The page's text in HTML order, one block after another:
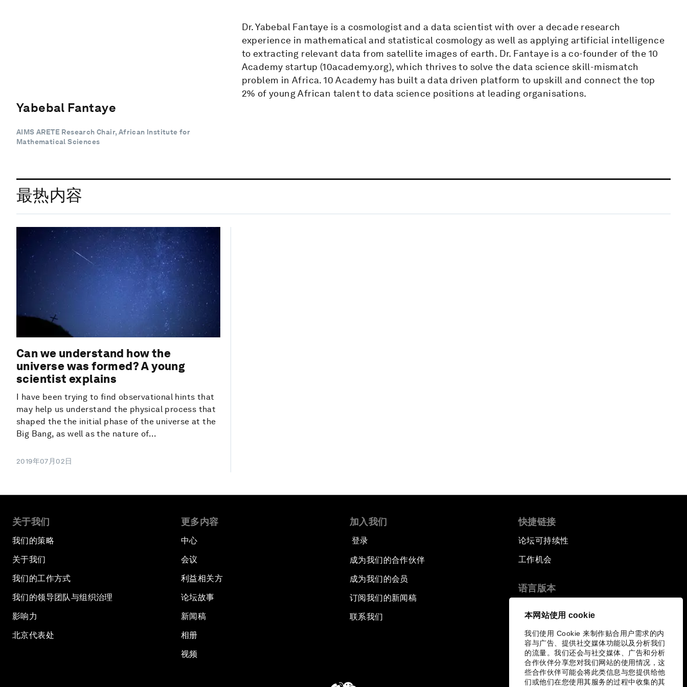
本网站使用 cookie
我们使用 Cookie 来制作贴合用户需求的内
容与广告、提供社交媒体功能以及分析我们
的流量。我们还会与社交媒体、广告和分析
合作伙伴分享您对我们网站的使用情况，这
些合作伙伴可能会将此类信息与您提供给他
们或他们在您使用其服务的过程中收集的其
Yabebal Fantaye
AIMS ARETE Research Chair, African Institute for
Mathematical Sciences
Dr. Yabebal Fantaye is a cosmologist and a data scientist with over a decade research
experience in mathematical and statistical cosmology as well as applying artificial intelligence
to extracting relevant data from satellite images of earth. Dr. Fantaye is a co-founder of the 10
Academy startup (10academy.org), which thrives to solve the data science skill-mismatch
problem in Africa. 10 Academy has built a data driven platform to upskill and connect the top
2% of young African talent to data science positions at leading organisations.
最热内容
Can we understand how the
universe was formed? A young
scientist explains
I have been trying to find observational hints that
may help us understand the physical process that
shaped the the initial phase of the universe at the
Big Bang, as well as the nature of...
2019年07月02日
关于我们
我们的策略
关于我们
我们的工作方式
我们的领导团队与组织治理
影响力
北京代表处
更多内容
中心
会议
利益相关方
论坛故事
新闻稿
相册
视频
加入我们
登录
成为我们的合作伙伴
成为我们的会员
订阅我们的新闻稿
联系我们
快捷链接
论坛可持续性
工作机会
语言版本